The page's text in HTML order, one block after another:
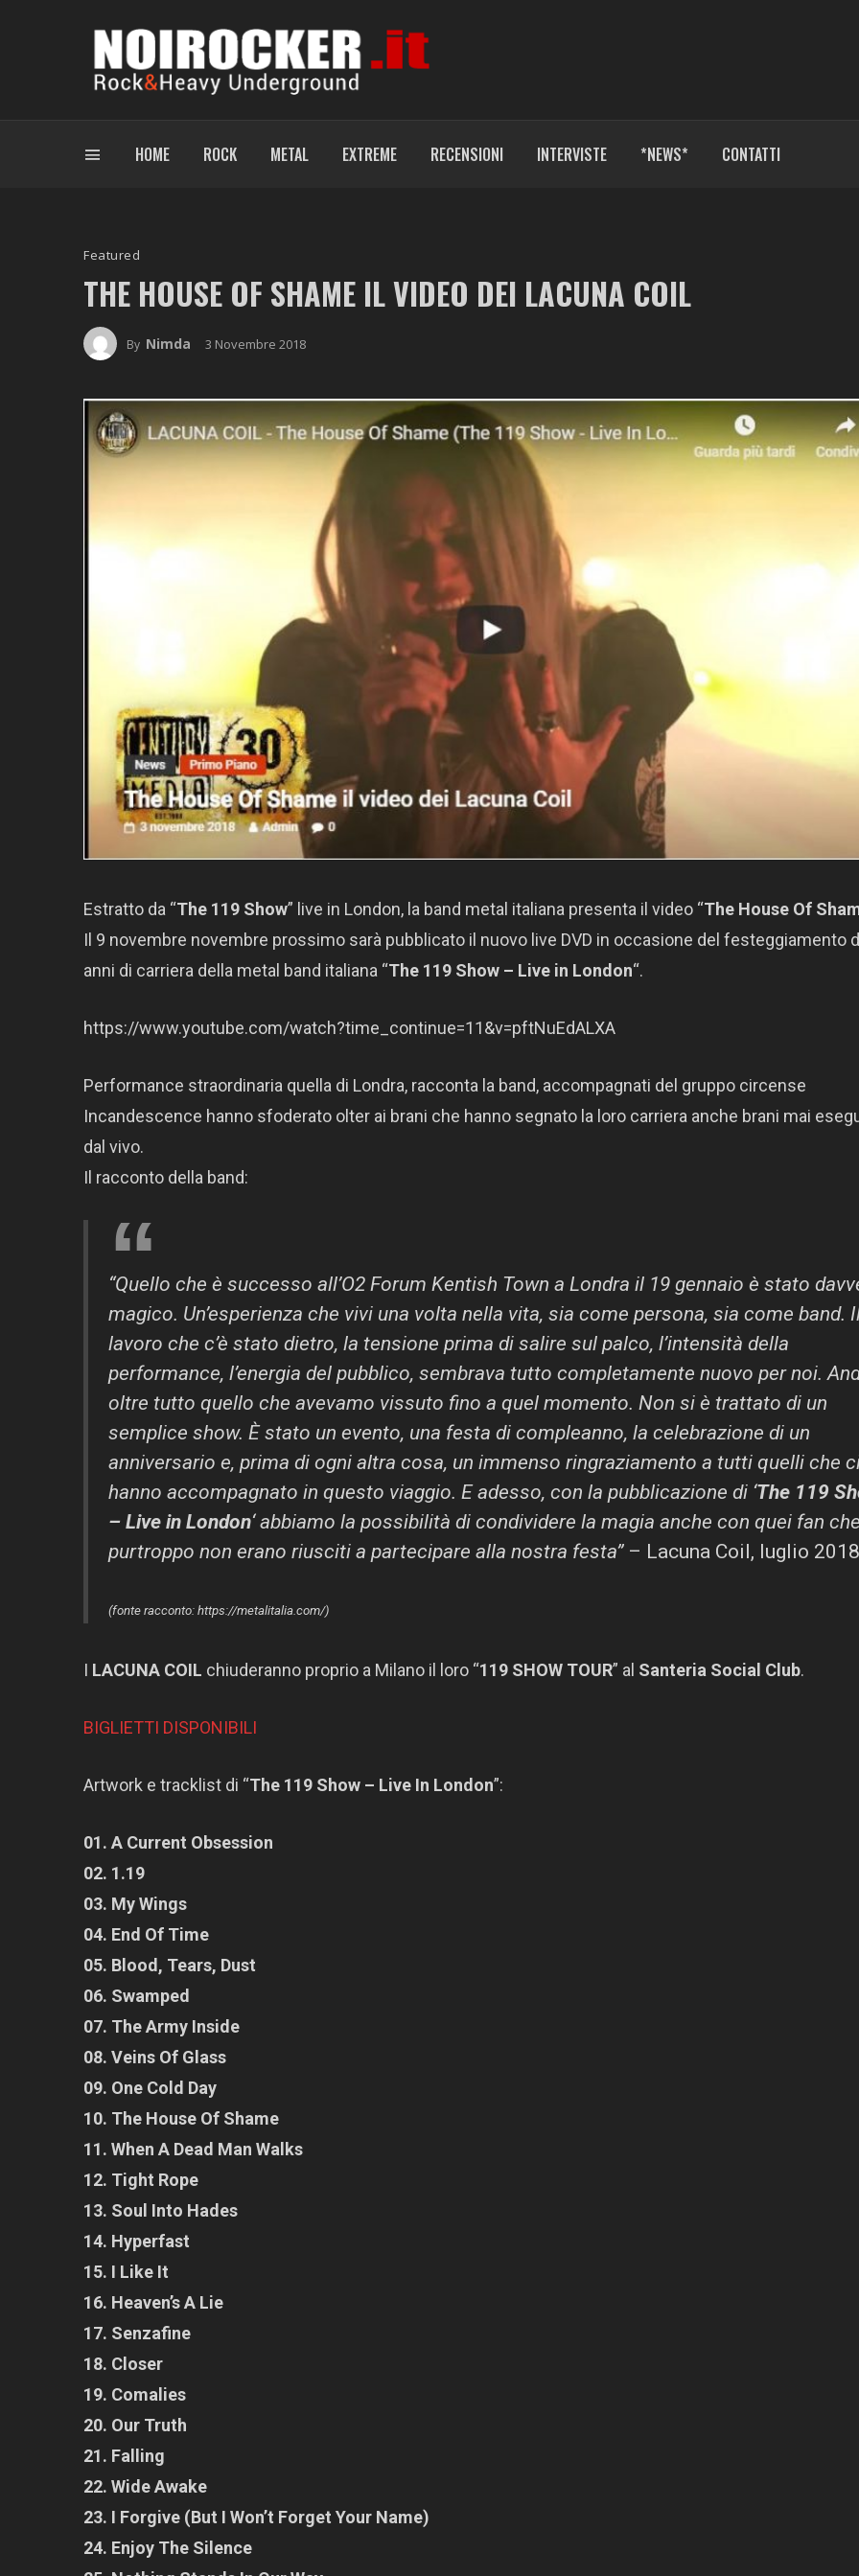
HOME ROCK METAL EXTREME RECENSIONI INTERVISTE *NEWS* CONTATTI
Featured
THE HOUSE OF SHAME IL VIDEO DEI LACUNA COIL
By Nimda 3 Novembre 2018
Estratto da “The 119 Show” live in London, la band metal italiana presenta il video “The House Of
Il 9 novembre novembre prossimo sarà pubblicato il nuovo live DVD in occasione del festeggiamento
anni di carriera della metal band italiana “The 119 Show – Live in London“.
https://www.youtube.com/watch?time_continue=11&v=pftNuEdALXA
Performance straordinaria quella di Londra, racconta la band, accompagnati del gruppo circense
Incandescence hanno sfoderato olter ai brani che hanno segnato la loro carriera anche brani mai
dal vivo.
Il racconto della band:
“Quello che è successo all’O2 Forum Kentish Town a Londra il 19 gennaio è stato
magico. Un’esperienza che vivi una volta nella vita, sia come persona, sia come band.
lavoro che c’è stato dietro, la tensione prima di salire sul palco, l’intensità della
performance, l’energia del pubblico, sembrava tutto completamente nuovo per noi.
oltre tutto quello che avevamo vissuto fino a quel momento. Non si è trattato di un
semplice show. È stato un evento, una festa di compleanno, la celebrazione di un
anniversario e, prima di ogni altra cosa, un immenso ringraziamento a tutti quelli che
hanno accompagnato in questo viaggio. E adesso, con la pubblicazione di ‘The 119
– Live in London‘ abbiamo la possibilità di condividere la magia anche con quei fan che
purtroppo non erano riusciti a partecipare alla nostra festa”– Lacuna Coil, luglio
(fonte racconto: https://metalitalia.com/)
I LACUNA COIL chiuderanno proprio a Milano il loro “119 SHOW TOUR” al Santeria Social Club.
BIGLIETTI DISPONIBILI
Artwork e tracklist di “The 119 Show – Live In London”:
01. A Current Obsession
02. 1.19
03. My Wings
04. End Of Time
05. Blood, Tears, Dust
06. Swamped
07. The Army Inside
08. Veins Of Glass
09. One Cold Day
10. The House Of Shame
11. When A Dead Man Walks
12. Tight Rope
13. Soul Into Hades
14. Hyperfast
15. I Like It
16. Heaven’s A Lie
17. Senzafine
18. Closer
19. Comalies
20. Our Truth
21. Falling
22. Wide Awake
23. I Forgive (But I Won’t Forget Your Name)
24. Enjoy The Silence